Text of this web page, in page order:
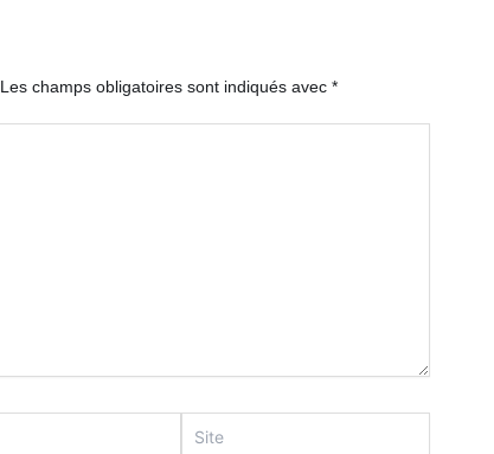
Les champs obligatoires sont indiqués avec*